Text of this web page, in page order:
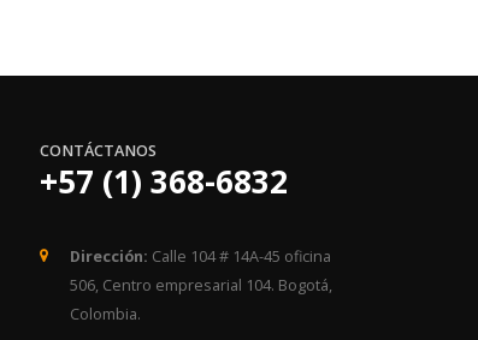
CONTÁCTANOS
+57 (1) 368-6832
Dirección: Calle 104 # 14A-45 oficina
506, Centro empresarial 104. Bogotá,
Colombia.